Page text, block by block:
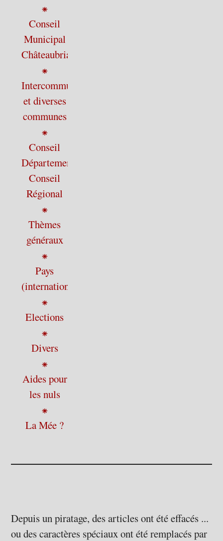
⁕
Conseil
Municipal
Châteaubriant
⁕
Intercommunalité
et diverses
communes
⁕
Conseil
Départemental,
Conseil
Régional
⁕
Thèmes
généraux
⁕
Pays
(international)
⁕
Elections
⁕
Divers
⁕
Aides pour
les nuls
⁕
La Mée ?
Depuis un piratage, des articles ont été effacés ...
ou des caractères spéciaux ont été remplacés par